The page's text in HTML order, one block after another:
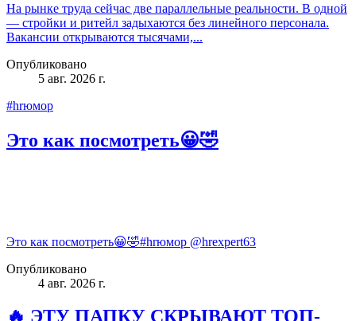
На рынке труда сейчас две параллельные реальности. В одной
— стройки и ритейл задыхаются без линейного персонала.
Вакансии открываются тысячами,...
Опубликовано
5 авг. 2026 г.
#hrюмор
Это как посмотреть😀🤣
Это как посмотреть😀🤣#hrюмор @hrexpert63
Опубликовано
4 авг. 2026 г.
🔥 ЭТУ ПАПКУ СКРЫВАЮТ ТОП-